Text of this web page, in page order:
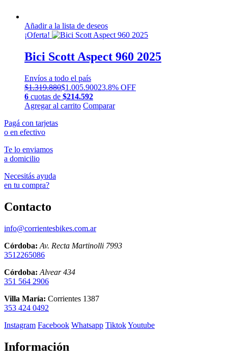
Añadir a la lista de deseos
¡Oferta!
Bici Scott Aspect 960 2025
Envíos a todo el país
$1.319.880$1.005.90023.8% OFF
6 cuotas de $214.592
Agregar al carrito Este
producto
Comparar
Pagá con tarjetas
o en efectivo
Te lo enviamos
a domicilio
Necesitás ayuda
en tu compra?
Contacto
info@corrientesbikes.com.ar
Córdoba: Av. Recta Martinolli 7993
3512265086
Córdoba: Alvear 434
351 564 2906
Villa María: Corrientes 1387
353 424 0492
Instagram Facebook Whatsapp TiktokYoutube
Información